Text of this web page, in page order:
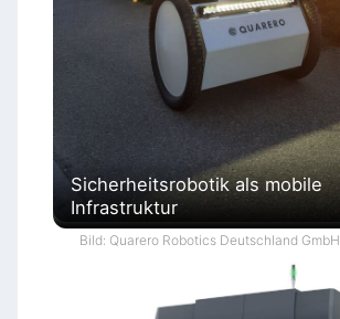
Sicherheitsrobotik als mobile
Infrastruktur
Bild: Quarero Robotics Deutschland GmbH